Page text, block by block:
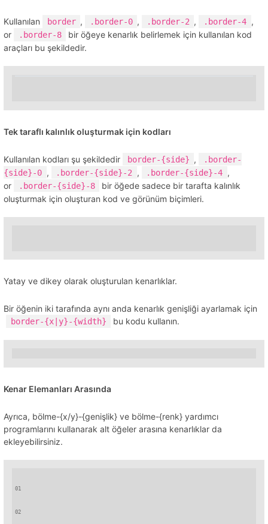
Kullanılan border , .border-0 , .border-2 , .border-4 ,
or
.border-8
bir öğeye kenarlık belirlemek için kullanılan kod
araçları bu şekildedir.
Tek taraflı kalınlık oluşturmak için kodları
Kullanılan kodları şu şekildedir border-{side} ,
.border-
{side}-0 , .border-{side}-2 , .border-{side}-4 ,
or
.border-{side}-8
bir öğede sadece bir tarafta kalınlık
oluşturmak için oluşturan kod ve görünüm biçimleri.
Yatay ve dikey olarak oluşturulan kenarlıklar.
Bir öğenin iki tarafında aynı anda kenarlık genişliği ayarlamak için
border-{x|y}-{width} bu kodu kullanın.
Kenar Elemanları Arasında
Ayrıca, bölme-{x/y}-{genişlik} ve bölme-{renk} yardımcı
programlarını kullanarak alt öğeler arasına kenarlıklar da
ekleyebilirsiniz.
01
02